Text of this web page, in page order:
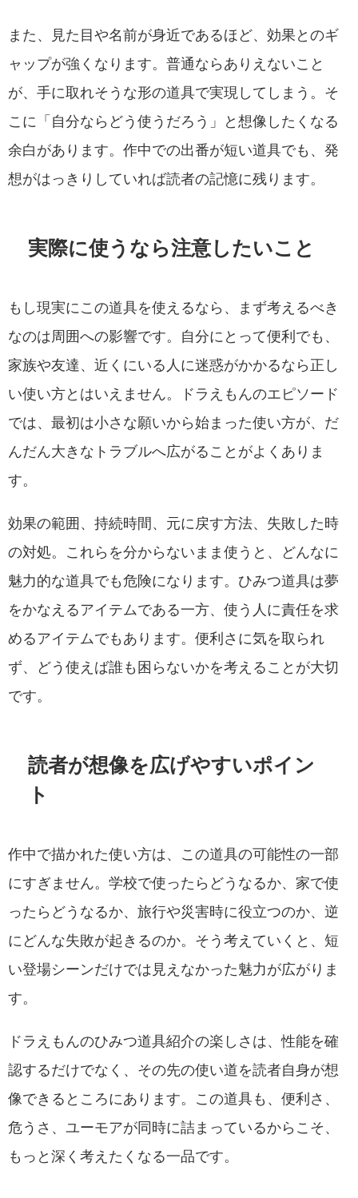
また、見た目や名前が身近であるほど、効果とのギ
ャップが強くなります。普通ならありえないこと
が、手に取れそうな形の道具で実現してしまう。そ
こに「自分ならどう使うだろう」と想像したくなる
余白があります。作中での出番が短い道具でも、発
想がはっきりしていれば読者の記憶に残ります。
実際に使うなら注意したいこと
もし現実にこの道具を使えるなら、まず考えるべき
なのは周囲への影響です。自分にとって便利でも、
家族や友達、近くにいる人に迷惑がかかるなら正し
い使い方とはいえません。ドラえもんのエピソード
では、最初は小さな願いから始まった使い方が、だ
んだん大きなトラブルへ広がることがよくありま
す。
効果の範囲、持続時間、元に戻す方法、失敗した時
の対処。これらを分からないまま使うと、どんなに
魅力的な道具でも危険になります。ひみつ道具は夢
をかなえるアイテムである一方、使う人に責任を求
めるアイテムでもあります。便利さに気を取られ
ず、どう使えば誰も困らないかを考えることが大切
です。
読者が想像を広げやすいポイン
ト
作中で描かれた使い方は、この道具の可能性の一部
にすぎません。学校で使ったらどうなるか、家で使
ったらどうなるか、旅行や災害時に役立つのか、逆
にどんな失敗が起きるのか。そう考えていくと、短
い登場シーンだけでは見えなかった魅力が広がりま
す。
ドラえもんのひみつ道具紹介の楽しさは、性能を確
認するだけでなく、その先の使い道を読者自身が想
像できるところにあります。この道具も、便利さ、
危うさ、ユーモアが同時に詰まっているからこそ、
もっと深く考えたくなる一品です。